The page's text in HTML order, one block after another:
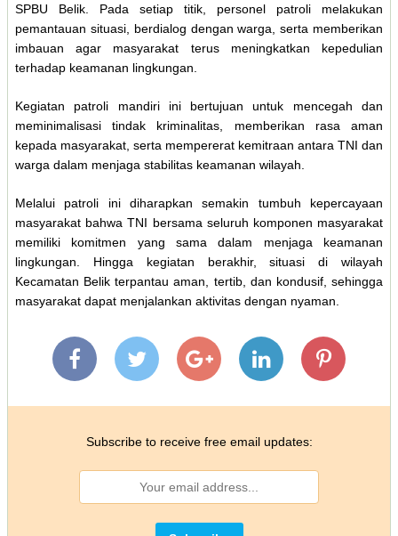
SPBU Belik. Pada setiap titik, personel patroli melakukan
pemantauan situasi, berdialog dengan warga, serta memberikan
imbauan agar masyarakat terus meningkatkan kepedulian
terhadap keamanan lingkungan.
Kegiatan patroli mandiri ini bertujuan untuk mencegah dan
meminimalisasi tindak kriminalitas, memberikan rasa aman
kepada masyarakat, serta mempererat kemitraan antara TNI dan
warga dalam menjaga stabilitas keamanan wilayah.
Melalui patroli ini diharapkan semakin tumbuh kepercayaan
masyarakat bahwa TNI bersama seluruh komponen masyarakat
memiliki komitmen yang sama dalam menjaga keamanan
lingkungan. Hingga kegiatan berakhir, situasi di wilayah
Kecamatan Belik terpantau aman, tertib, dan kondusif, sehingga
masyarakat dapat menjalankan aktivitas dengan nyaman.
Subscribe to receive free email updates: